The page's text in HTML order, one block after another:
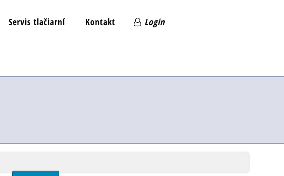
Servis tlačiarní Kontakt Login